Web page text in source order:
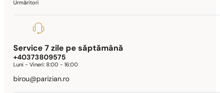
Urmăritori
Service 7 zile pe săptămână
+40373809575
Luni - Vineri:8:00 - 16:00
birou@parizian.ro